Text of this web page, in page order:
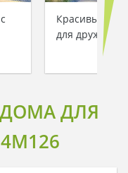
Красивый
для дружной
ДЛЯ